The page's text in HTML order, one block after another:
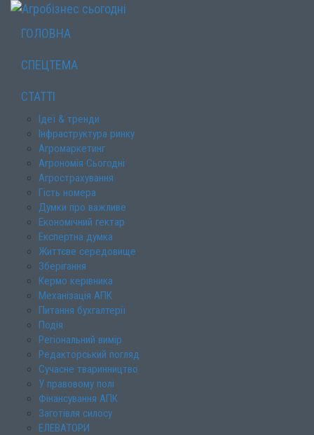
ГОЛОВНА
СПЕЦТЕМА
СТАТТІ
Ідеї & тренди
Інфраструктура ринку
Агромаркетинг
Агрономія Сьогодні
Агрострахування
Гість номера
Думки про важливе
Економічний гектар
Експертна думка
Життєве середовище
Зберігання
Кермо керівника
Механізація АПК
Питання бухгалтерії
Подія
Регіональний вимір
Редакторський погляд
Сучасне тваринництво
У правовому полі
Фінансування АПК
Заготівля силосу
ЕЛЕВАТОРИ